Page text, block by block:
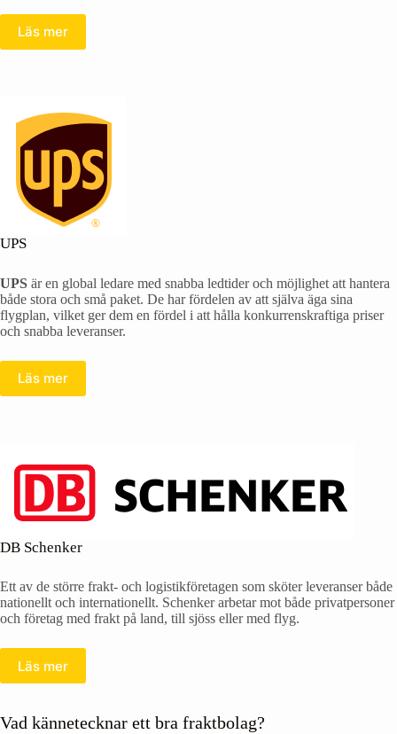
Läs mer
UPS
UPS är en global ledare med snabba ledtider och möjlighet att hantera
både stora och små paket. De har fördelen av att själva äga sina
flygplan, vilket ger dem en fördel i att hålla konkurrenskraftiga priser
och snabba leveranser.
Läs mer
DB Schenker
Ett av de större frakt- och logistikföretagen som sköter leveranser både
nationellt och internationellt. Schenker arbetar mot både privatpersoner
och företag med frakt på land, till sjöss eller med flyg.
Läs mer
Vad kännetecknar ett bra fraktbolag?